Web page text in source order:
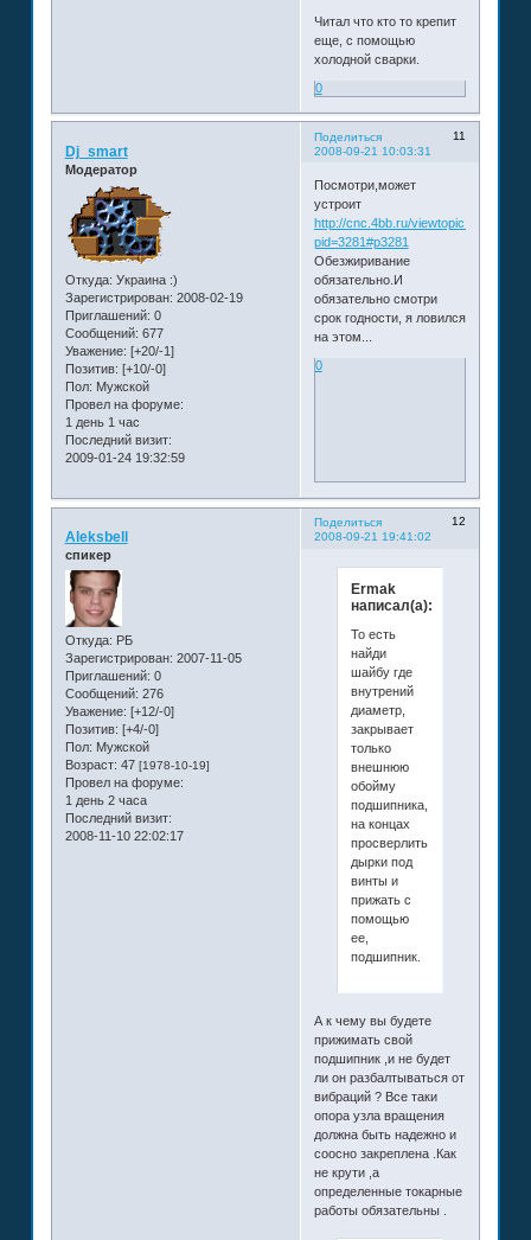
Читал что кто то крепит
еще, с помощью
холодной сварки.
0
Поделиться
11
2008-09-21 10:03:31
Dj_smart
Модератор
Откуда: Украина :)
Зарегистрирован: 2008-02-19
Приглашений: 0
Сообщений: 677
Уважение: [+20/-1]
Позитив: [+10/-0]
Пол: Мужской
Провел на форуме:
1 день 1 час
Последний визит:
2009-01-24 19:32:59
Посмотри,может
устроит
http://cnc.4bb.ru/viewtopic.php?
pid=3281#p3281
Обезжиривание
обязательно.И
обязательно смотри
срок годности, я ловился
на этом...
0
Поделиться
12
2008-09-21 19:41:02
Aleksbell
спикер
Откуда: РБ
Зарегистрирован: 2007-11-05
Приглашений: 0
Сообщений: 276
Уважение: [+12/-0]
Позитив: [+4/-0]
Пол: Мужской
Возраст: 47 [1978-10-19]
Провел на форуме:
1 день 2 часа
Последний визит:
2008-11-10 22:02:17
Ermak
написал(а):
То есть
найди
шайбу где
внутрений
диаметр,
закрывает
только
внешнюю
обойму
подшипника,
на концах
просверлить
дырки под
винты и
прижать с
помощью
ее,
подшипник.
А к чему вы будете
прижимать свой
подшипник ,и не будет
ли он разбалтываться от
вибраций ? Все таки
опора узла вращения
должна быть надежно и
соосно закреплена .Как
не крути ,а
определенные токарные
работы обязательны .